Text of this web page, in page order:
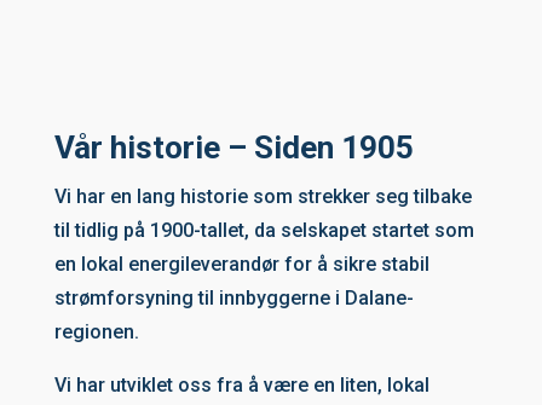
Vår historie – Siden 1905
Vi har en lang historie som strekker seg tilbake
til tidlig på 1900-tallet, da selskapet startet som
en lokal energileverandør for å sikre stabil
strømforsyning til innbyggerne i Dalane-
regionen.
Vi har utviklet oss fra å være en liten, lokal